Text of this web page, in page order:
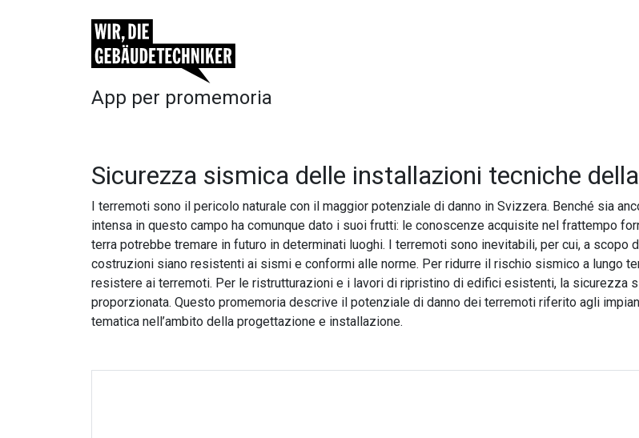
App per promemoria
Sicurezza sismica delle installazioni tecniche
I terremoti sono il pericolo naturale con il maggior potenziale di danno in Svizzera. Benché sia
intensa in questo campo ha comunque dato i suoi frutti: le conoscenze acquisite nel frattempo
terra potrebbe tremare in futuro in determinati luoghi. I terremoti sono inevitabili, per cui, a
costruzioni siano resistenti ai sismi e conformi alle norme. Per ridurre il rischio sismico a lungo
resistere ai terremoti. Per le ristrutturazioni e i lavori di ripristino di edifici esistenti, la sicurezza
proporzionata. Questo promemoria descrive il potenziale di danno dei terremoti riferito agli
tematica nell’ambito della progettazione e installazione.